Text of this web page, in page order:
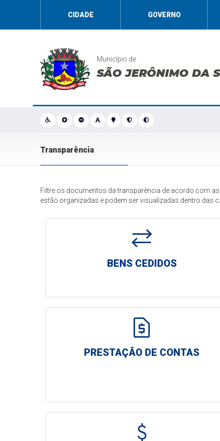
CIDADE GOVERNO
Município de
SÃO JERÔNIMO DA
Transparência
Filtre os documentos da transparência de acordo com
estão organizadas e podem ser visualizadas dentro das
sync_alt
BENS CEDIDOS
request_page
PRESTAÇÃO DE CONTAS
attach_money